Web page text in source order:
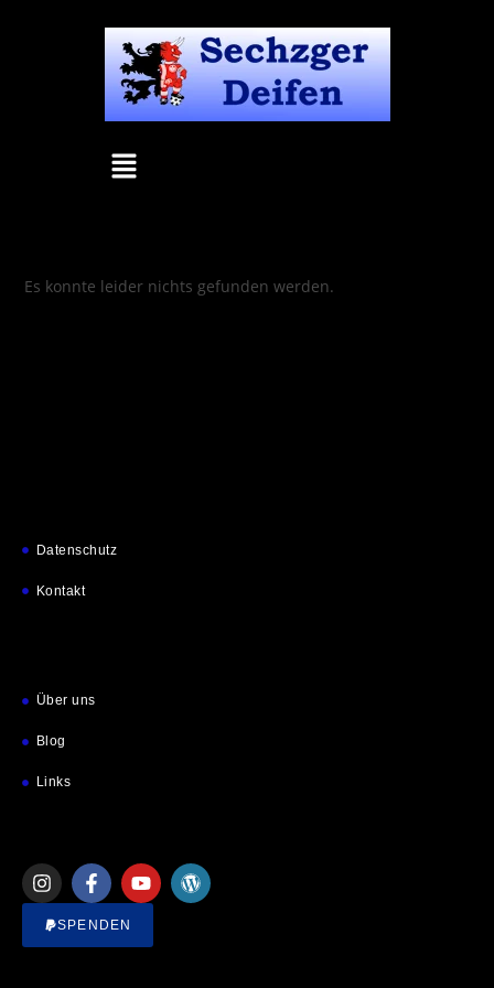
Es konnte leider nichts gefunden werden.
Datenschutz
Kontakt
Über uns
Blog
Links
SPENDEN